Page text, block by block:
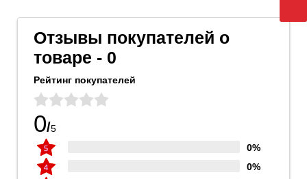
Отзывы покупателей о
товаре - 0
Рейтинг покупателей
0/5
0%
0%